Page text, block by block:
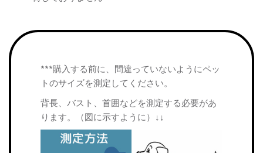
***購入する前に、間違っていないようにペッ
トのサイズを測定してください。
背長、バスト、首囲などを測定する必要があ
ります。（図に示すように）↓↓